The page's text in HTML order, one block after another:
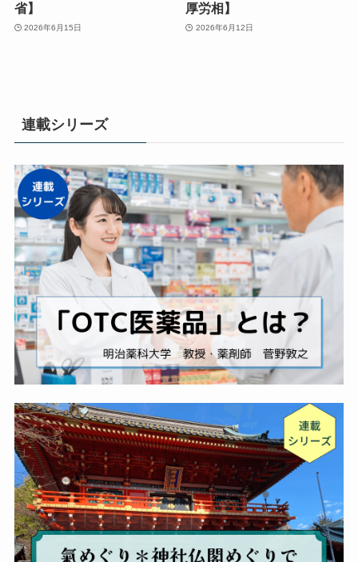
省】
2026年6月15日
厚労相】
2026年6月12日
連載シリーズ